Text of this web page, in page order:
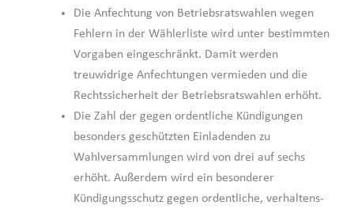
Die Anfechtung von Betriebsratswahlen wegen
Fehlern in der Wählerliste wird unter bestimmten
Vorgaben eingeschränkt. Damit werden
treuwidrige Anfechtungen vermieden und die
Rechtssicherheit der Betriebsratswahlen erhöht.
Die Zahl der gegen ordentliche Kündigungen
besonders geschützten Einladenden zu
Wahlversammlungen wird von drei auf sechs
erhöht. Außerdem wird ein besonderer
Kündigungsschutz gegen ordentliche, verhaltens-